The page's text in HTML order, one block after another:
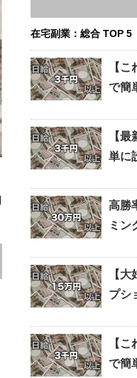
在宅副業：総合 TOP 5
【
で簡
【
単に
高勝
ミン
【
プシ
【
で簡